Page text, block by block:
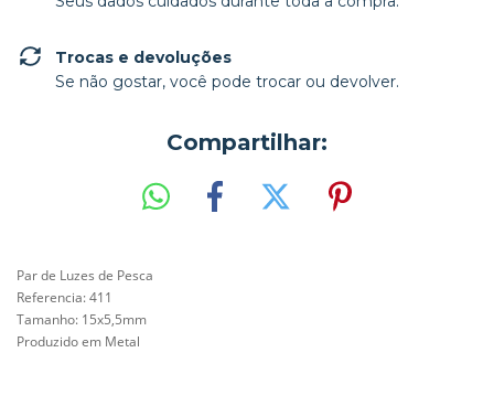
Trocas e devoluções
Se não gostar, você pode trocar ou devolver.
Compartilhar:
Par de Luzes de Pesca
Referencia: 411
Tamanho: 15x5,5mm
Produzido em Metal